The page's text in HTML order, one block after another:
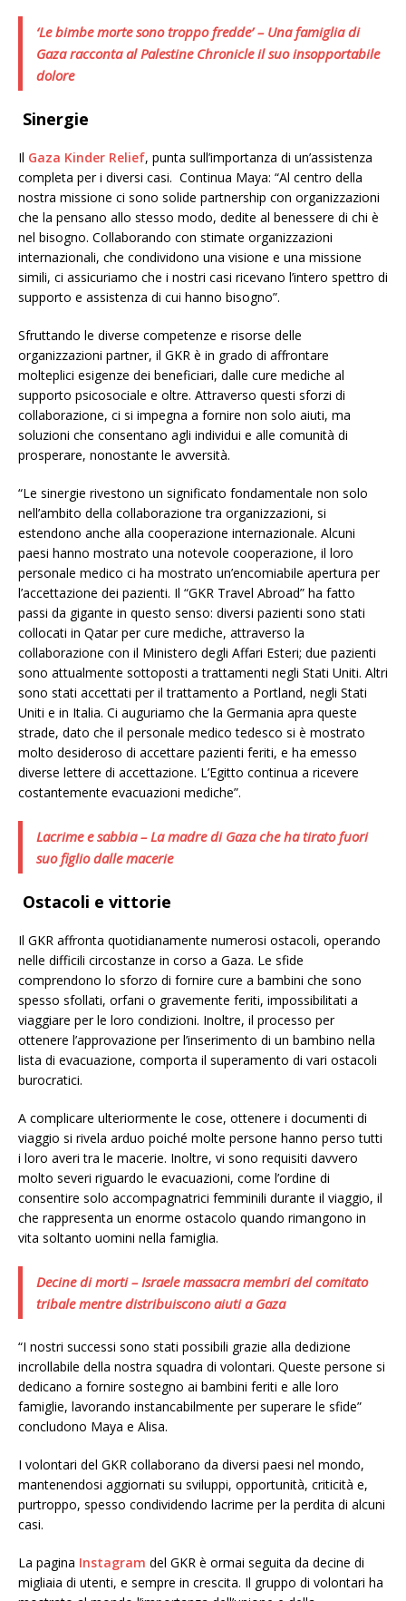
‘Le bimbe morte sono troppo fredde’ – Una famiglia di
Gaza racconta al Palestine Chronicle il suo insopportabile
dolore
Sinergie
Il Gaza Kinder Relief, punta sull’importanza di un’assistenza
completa per i diversi casi. Continua Maya: “Al centro della
nostra missione ci sono solide partnership con organizzazioni
che la pensano allo stesso modo, dedite al benessere di chi è
nel bisogno. Collaborando con stimate organizzazioni
internazionali, che condividono una visione e una missione
simili, ci assicuriamo che i nostri casi ricevano l’intero spettro di
supporto e assistenza di cui hanno bisogno”.
Sfruttando le diverse competenze e risorse delle
organizzazioni partner, il GKR è in grado di affrontare
molteplici esigenze dei beneficiari, dalle cure mediche al
supporto psicosociale e oltre. Attraverso questi sforzi di
collaborazione, ci si impegna a fornire non solo aiuti, ma
soluzioni che consentano agli individui e alle comunità di
prosperare, nonostante le avversità.
“Le sinergie rivestono un significato fondamentale non solo
nell’ambito della collaborazione tra organizzazioni, si
estendono anche alla cooperazione internazionale. Alcuni
paesi hanno mostrato una notevole cooperazione, il loro
personale medico ci ha mostrato un’encomiabile apertura per
l’accettazione dei pazienti. Il “GKR Travel Abroad” ha fatto
passi da gigante in questo senso: diversi pazienti sono stati
collocati in Qatar per cure mediche, attraverso la
collaborazione con il Ministero degli Affari Esteri; due pazienti
sono attualmente sottoposti a trattamenti negli Stati Uniti. Altri
sono stati accettati per il trattamento a Portland, negli Stati
Uniti e in Italia. Ci auguriamo che la Germania apra queste
strade, dato che il personale medico tedesco si è mostrato
molto desideroso di accettare pazienti feriti, e ha emesso
diverse lettere di accettazione. L’Egitto continua a ricevere
costantemente evacuazioni mediche”.
Lacrime e sabbia – La madre di Gaza che ha tirato fuori
suo figlio dalle macerie
Ostacoli e vittorie
Il GKR affronta quotidianamente numerosi ostacoli, operando
nelle difficili circostanze in corso a Gaza. Le sfide
comprendono lo sforzo di fornire cure a bambini che sono
spesso sfollati, orfani o gravemente feriti, impossibilitati a
viaggiare per le loro condizioni. Inoltre, il processo per
ottenere l’approvazione per l’inserimento di un bambino nella
lista di evacuazione, comporta il superamento di vari ostacoli
burocratici.
A complicare ulteriormente le cose, ottenere i documenti di
viaggio si rivela arduo poiché molte persone hanno perso tutti
i loro averi tra le macerie. Inoltre, vi sono requisiti davvero
molto severi riguardo le evacuazioni, come l’ordine di
consentire solo accompagnatrici femminili durante il viaggio, il
che rappresenta un enorme ostacolo quando rimangono in
vita soltanto uomini nella famiglia.
Decine di morti – Israele massacra membri del comitato
tribale mentre distribuiscono aiuti a Gaza
“I nostri successi sono stati possibili grazie alla dedizione
incrollabile della nostra squadra di volontari. Queste persone si
dedicano a fornire sostegno ai bambini feriti e alle loro
famiglie, lavorando instancabilmente per superare le sfide”
concludono Maya e Alisa.
I volontari del GKR collaborano da diversi paesi nel mondo,
mantenendosi aggiornati su sviluppi, opportunità, criticità e,
purtroppo, spesso condividendo lacrime per la perdita di alcuni
casi.
La pagina Instagram del GKR è ormai seguita da decine di
migliaia di utenti, e sempre in crescita. Il gruppo di volontari ha